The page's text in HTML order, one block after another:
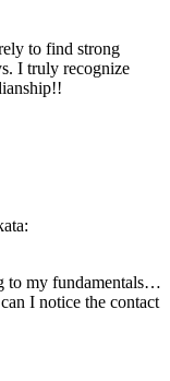
to find strong
I truly recognize
to my fundamentals…
I notice the contact